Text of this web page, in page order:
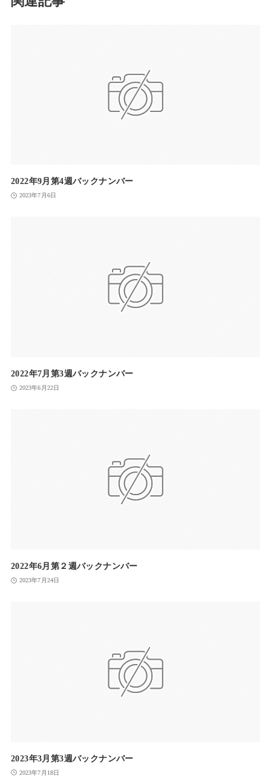
2022年9月第4週バックナンバー
2023年7月6日
2022年7月第3週バックナンバー
2023年6月22日
2022年6月第２週バックナンバー
2023年7月24日
2023年3月第3週バックナンバー
2023年7月18日